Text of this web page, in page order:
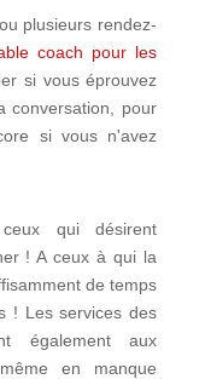
plusieurs rendez-
coach pour les
si vous éprouvez
conversation, pour
si vous n'avez
qui désirent
! A ceux à qui la
de temps
! Les services des
également aux
en manque